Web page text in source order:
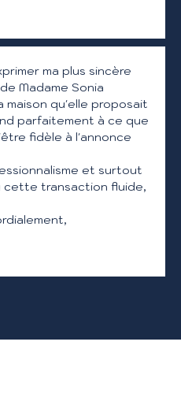
ma plus sincère
Madame Sonia
maison qu'elle proposait
parfaitement à ce que
fidèle à l'annonce
et surtout
cette transaction fluide,